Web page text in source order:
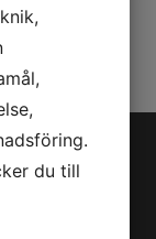
du till